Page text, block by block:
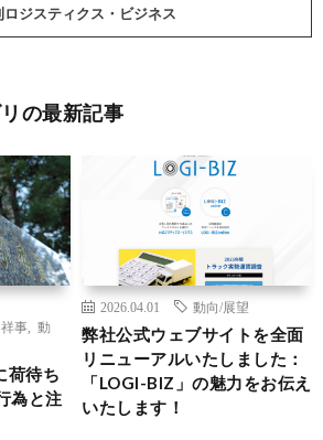
ロジスティクス・ビジネス
の最新記事
事
動
荷待ち
為と注
2026.04.01 動向/展望
弊社公式ウェブサイトを全面
リニューアルいたしました：
「LOGI-BIZ」の魅力をお伝え
いたします！